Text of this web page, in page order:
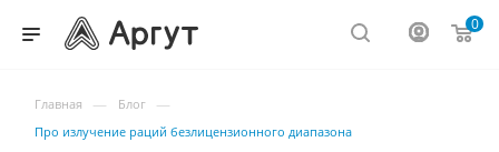
0
Главная — Блог —
Про излучение раций безлицензионного диапазона